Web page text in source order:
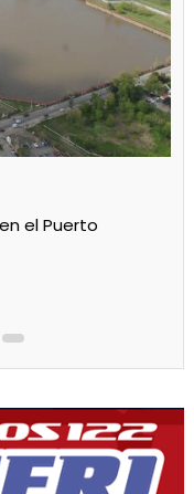
agua de 11 a 15